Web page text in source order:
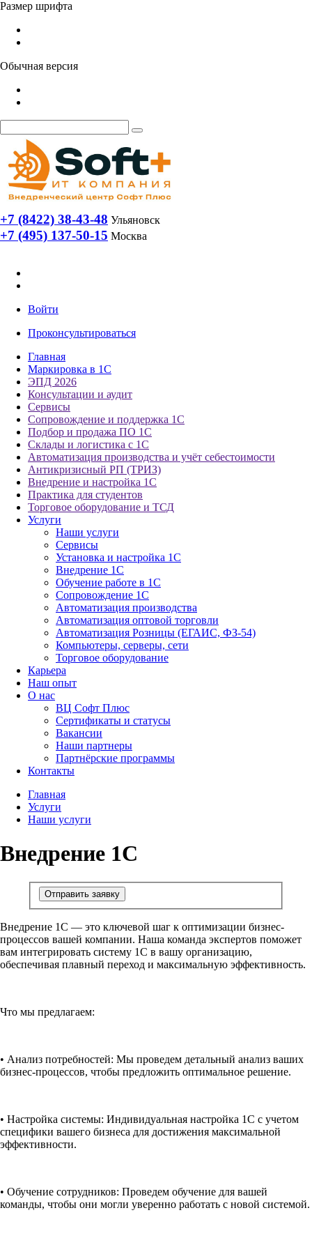
Размер шрифта
Обычная версия
+7 (8422) 38-43-48 Ульяновск
+7 (495) 137-50-15 Москва
Войти
Проконсультироваться
Главная
Маркировка в 1С
ЭПД 2026
Консультации и аудит
Сервисы
Сопровождение и поддержка 1С
Подбор и продажа ПО 1С
Склады и логистика с 1С
Автоматизация производства и учёт себестоимости
Антикризисный РП (ТРИЗ)
Внедрение и настройка 1С
Практика для студентов
Торговое оборудование и ТСД
Услуги
Наши услуги
Сервисы
Установка и настройка 1С
Внедрение 1С
Обучение работе в 1С
Сопровождение 1С
Автоматизация производства
Автоматизация оптовой торговли
Автоматизация Розницы (ЕГАИС, ФЗ-54)
Компьютеры, серверы, сети
Торговое оборудование
Карьера
Наш опыт
О нас
ВЦ Софт Плюс
Сертификаты и статусы
Вакансии
Наши партнеры
Партнёрские программы
Контакты
Главная
Услуги
Наши услуги
Внедрение 1С
Отправить заявку
Внедрение 1С — это ключевой шаг к оптимизации бизнес-
процессов вашей компании. Наша команда экспертов поможет
вам интегрировать систему 1С в вашу организацию,
обеспечивая плавный переход и максимальную эффективность.
Что мы предлагаем:
• Анализ потребностей: Мы проведем детальный анализ ваших
бизнес-процессов, чтобы предложить оптимальное решение.
• Настройка системы: Индивидуальная настройка 1С с учетом
специфики вашего бизнеса для достижения максимальной
эффективности.
• Обучение сотрудников: Проведем обучение для вашей
команды, чтобы они могли уверенно работать с новой системой.